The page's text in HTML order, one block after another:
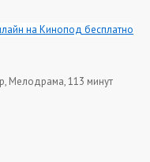
Мелодрама, 113 минут